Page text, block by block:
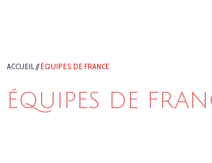
ACCUEIL//ÉQUIPES DE FRANCE
ÉQUIPES DE